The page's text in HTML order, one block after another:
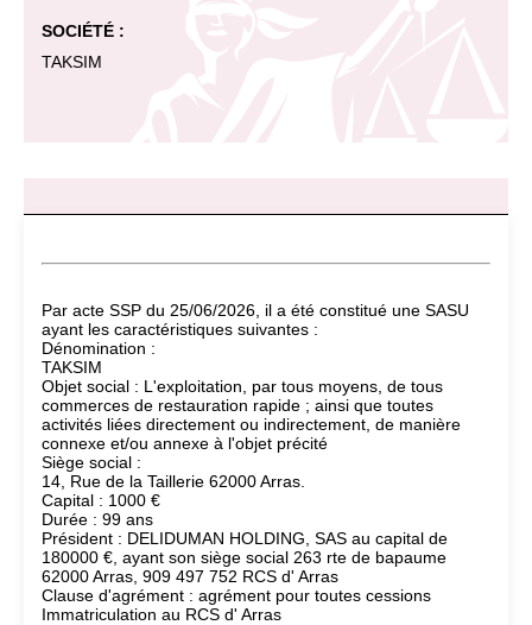
SOCIÉTÉ :
TAKSIM
Par acte SSP du 25/06/2026, il a été constitué une SASU
ayant les caractéristiques suivantes :
Dénomination :
TAKSIM
Objet social : L'exploitation, par tous moyens, de tous
commerces de restauration rapide ; ainsi que toutes
activités liées directement ou indirectement, de manière
connexe et/ou annexe à l'objet précité
Siège social :
14, Rue de la Taillerie 62000 Arras.
Capital : 1000 €
Durée : 99 ans
Président : DELIDUMAN HOLDING, SAS au capital de
180000 €, ayant son siège social 263 rte de bapaume
62000 Arras, 909 497 752 RCS d' Arras
Clause d'agrément : agrément pour toutes cessions
Immatriculation au RCS d' Arras